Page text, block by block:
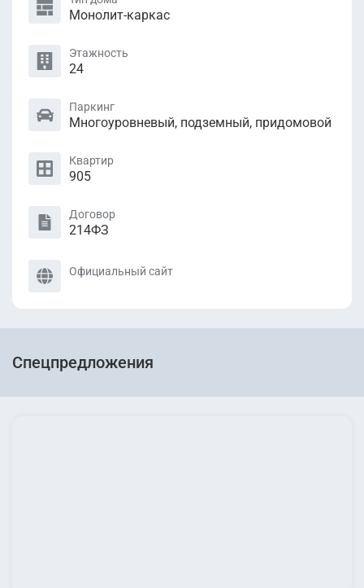
Монолит-каркас
Этажность
24
Паркинг
Многоуровневый, подземный, придомовой
Квартир
905
Договор
214ФЗ
Официальный сайт
Спецпредложения